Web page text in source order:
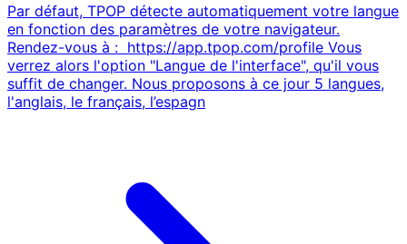
Par défaut, TPOP détecte automatiquement votre langue
en fonction des paramètres de votre navigateur.
Rendez-vous à : https://app.tpop.com/profile Vous
verrez alors l'option "Langue de l'interface", qu'il vous
suffit de changer. Nous proposons à ce jour 5 langues,
l'anglais, le français, l’espagn